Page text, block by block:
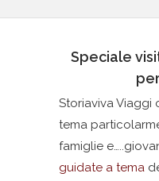
Speciale
Storiaviva Viaggi
tema
famiglie
guidate a tema